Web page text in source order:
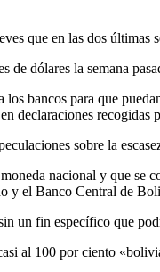
que en las dos últimas
de dólares la semana
bancos para que
declaraciones
sobre la
nacional y que se
y el Banco Central de
un fin específico que
al 100 por ciento